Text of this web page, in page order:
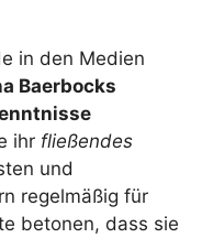
in den Medien
Baerbocks
ihr fließendes
und
regelmäßig für
betonen, dass sie